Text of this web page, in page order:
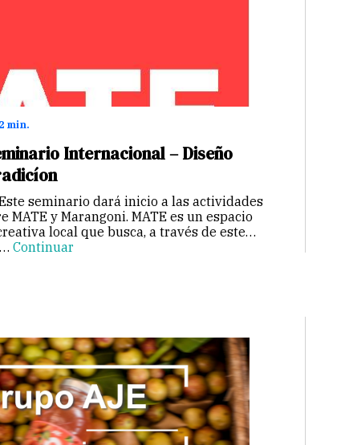
2 min.
Internacional – Diseño
seminario dará inicio a las actividades
y Marangoni. MATE es un espacio
local que busca, a través de este
Continuar